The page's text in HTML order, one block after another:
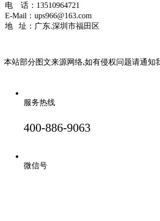
电 话：13510964721
E-Mail：ups966@163.com
地 址：广东.深圳市福田区
本站部分图文来源网络,如有侵权问题请通知
服务热线
400-886-9063
微信号